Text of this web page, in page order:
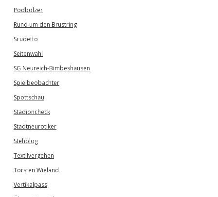
Podbolzer
Rund um den Brustring
Scudetto
Seitenwahl
SG Neureich-Bimbeshausen
Spielbeobachter
Spottschau
Stadioncheck
Stadtneurotiker
Stehblog
Textilvergehen
Torsten Wieland
Vertikalpass